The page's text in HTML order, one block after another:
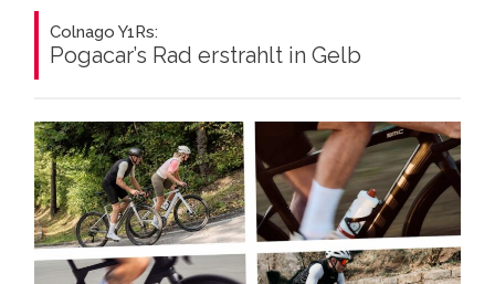
Colnago Y1Rs:
Pogacar’s Rad erstrahlt in Gelb